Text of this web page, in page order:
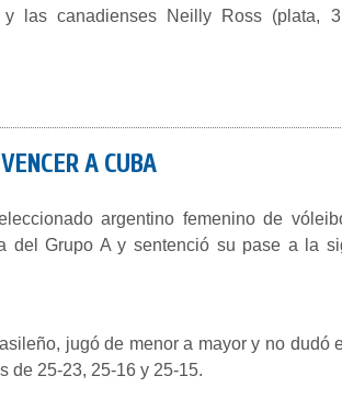
las canadienses Neilly Ross (plata,
A CUBA
argentino femenino de
del Grupo A y sentenció su pase a la
jugó de menor a mayor y no dudó
de 25-23, 25-16 y 25-15.